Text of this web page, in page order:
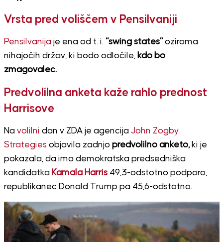
Vrsta pred voliščem v Pensilvaniji
Pensilvanijaje ena od t. i. “swing states”oziroma
nihajočih držav, ki bodo odločile, kdo bo
zmagovalec.
Predvolilna anketa kaže rahlo prednost
Harrisove
Na volilni dan v ZDA je agencija John Zogby
Strategies objavila zadnjo predvolilno anketo,ki je
pokazala, da ima demokratska predsedniška
kandidatka Kamala Harris49,3-odstotno podporo,
republikanec Donald Trump pa 45,6-odstotno.